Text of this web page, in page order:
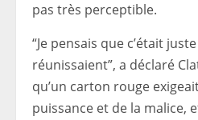
pas très perceptible.
“Je pensais que c’était
réunissaient”, a déclaré
qu’un carton rouge
puissance et de la malice,